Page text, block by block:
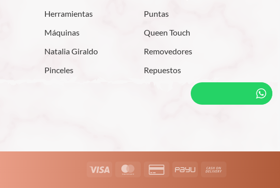
Herramientas
Máquinas
Natalia Giraldo
Pinceles
Puntas
Queen Touch
Removedores
Repuestos
Visa MasterCardCredit
PayU